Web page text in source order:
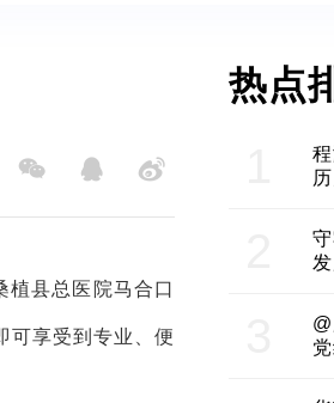
植县总医院马合口
可享受到专业、便
热点
守